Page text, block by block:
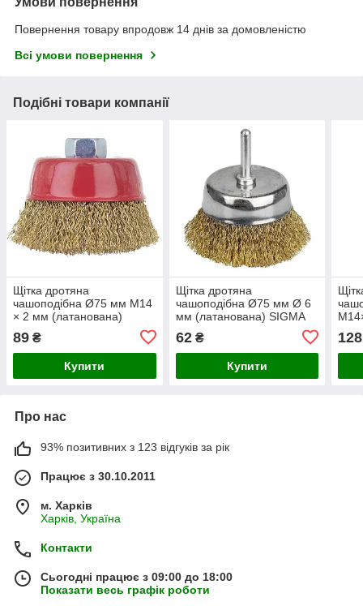
Повернення товару впродовж 14 днів за домовленістю
Всі умови повернення
Подібні товари компанії
Щітка дротяна
чашоподібна Ø75 мм М14
× 2 мм (латанована)
89 ₴
Купити
Щітка дротяна
чашоподібна Ø75 мм Ø 6
мм (латанована) SIGMA
62₴
Купити
128
Про нас
93% позитивних з 123 відгуків за рік
Працює з 30.10.2011
м. Харків
Харків, Україна
Контакти
Сьогодні працює з 09:00 до 18:00
Показати весь графік роботи